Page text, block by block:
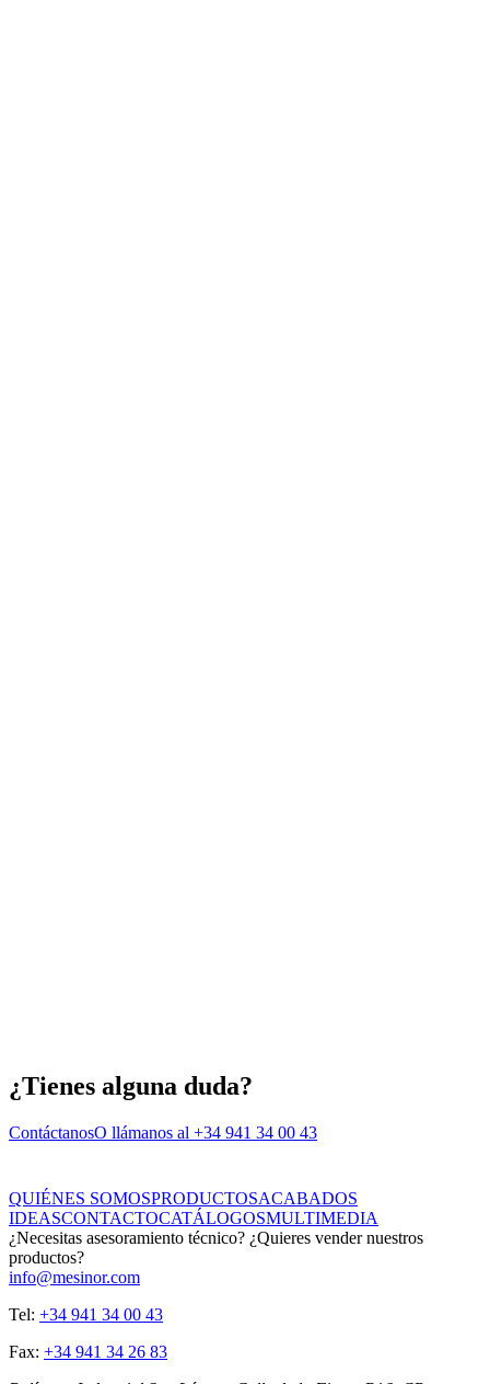
¿Tienes alguna duda?
ContáctanosO llámanos al +34 941 34 00 43
QUIÉNES SOMOSPRODUCTOSACABADOS
IDEASCONTACTOCATÁLOGOSMULTIMEDIA
¿Necesitas asesoramiento técnico? ¿Quieres vender nuestros
productos?
info@mesinor.com
Tel: +34 941 34 00 43
Fax: +34 941 34 26 83